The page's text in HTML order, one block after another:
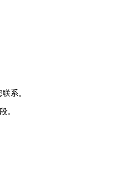
系。
。